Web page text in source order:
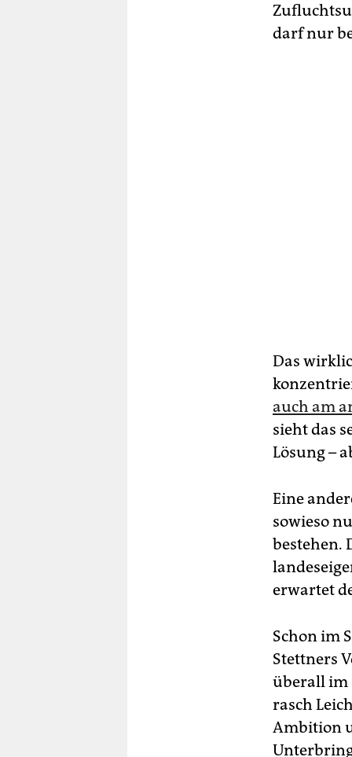
darf nur
Das
auch am
sieht das
Lösung –
Eine
sowieso
bestehen.
erwartet
Schon im
Stettners
überall im
rasch
Ambition